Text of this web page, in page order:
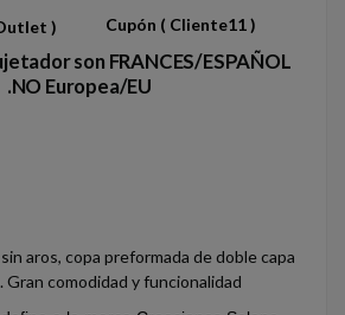
)
Cupón ( Cliente11 )
son FRANCES/ESPAÑOL
.NO Europea/EU
aros, copa preformada de doble capa
Gran comodidad y funcionalidad